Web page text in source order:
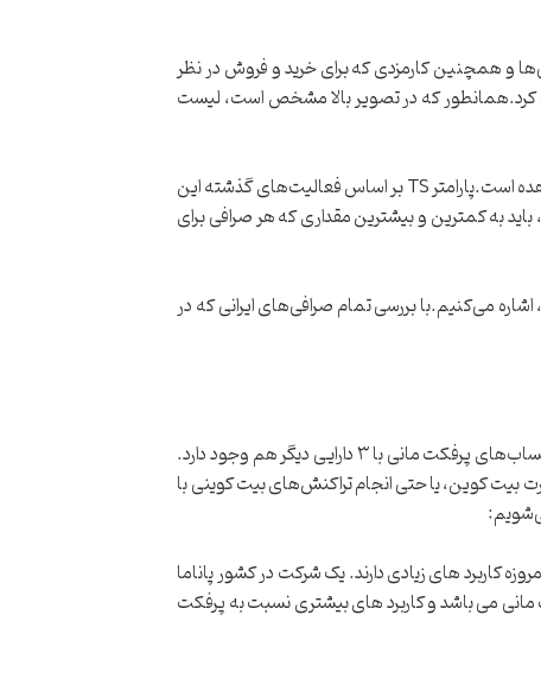
و همچنین کارمزدی که برای خرید و فروش در نظر
کرد.همانطور که در تصویر بالا مشخص است، لیست
پارامتر Trust Score که امتیاز قابل اعتماد بودن صرافی‌ها بر اساس فعالیت گذشته آنها را نشان می‌دهد، برای هر صرافی قابل مشاهده است.پارامتر TS بر اساس فعالیت‌های گذشته این
به کمترین و بیشترین مقداری که هر صرافی برای
می‌کنیم.با بررسی تمام صرافی‌های ایرانی که در
متداولترین و پرکاربردترین واحد پولی که در پرفکت مانی مورد استفاده قرار می‌گیرد، دلار است. اما علاوه بر دلار، امکان شارژ کردن حساب‌های پرفکت مانی با ۳ دارایی دیگر هم وجود دارد.
بیت کوین، یا حتی انجام تراکنش‌های بیت کوینی با
های زیادی دارند. یک شرکت در کشور پاناما
مانی می باشد و کاربرد های بیشتری نسبت به پرفکت